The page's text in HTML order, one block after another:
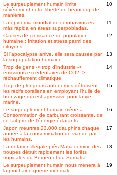
Le surpeuplement humain limite
sévèrement notre liberté de beaucoup de
manières.
10
La epidemia mundial de coronavirus es
más rápida en áreas superpobladas.
11
Causes de croissance de population
humaine : Irritation et stress parmi des
citoyens.
12
Si l'apocalypse arrive, elle sera causée par
la surpopulation humaine.
13
Trop de gens -> trop d'industrie ->
émissions excédentaires de CO2 ->
réchauffement climatique.
14
Trop de plongeurs autonomes détruisent
les récifs coraliens en employant l'huile de
bronzage qui est agressive pour la vie
marine.
15
Le surpeuplement humain mène à :
Consommation de carburant croissante, de
ce fait prix de l'énergie éclatants.
16
Japon meurtres 23.000 dauphins chaque
année à la consommation de viande par
les humains.
17
La notation illégale près Mafia-comme des
troupes détruit rapidement les forêts
tropicales du Bornéo et du Sumatra.
18
Le surpeuplement humain nous mènera à
la prochaine guerre mondiale.
19